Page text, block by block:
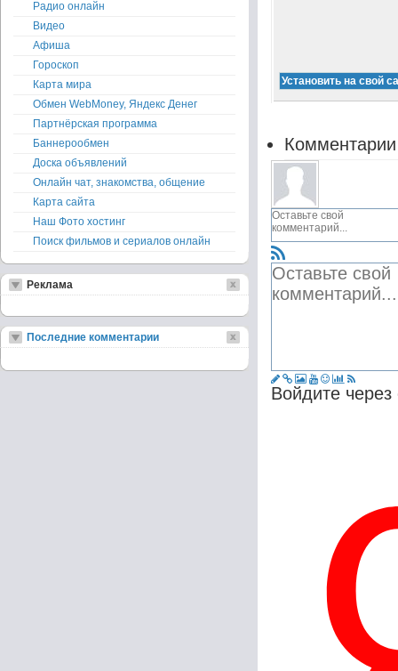
Войдите
Радио онлайн
Видео
Афиша
Гороскоп
Карта мира
Обмен WebMoney, Яндекс Денег
Партнёрская программа
Баннерообмен
Доска объявлений
Онлайн чат, знакомства, общение
Карта сайта
Наш Фото хостинг
Поиск фильмов и сериалов онлайн
Реклама
Последние комментарии